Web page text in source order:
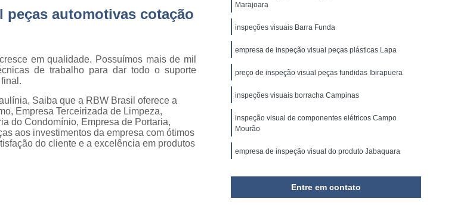
Empresa de Administradora de Condomínio
Empresa de Administração de Condomínio
Empresa de Administração de Condomínios
Empresa de Gestão de Condomínio
Empresa de Gestão de Condomínios
Empresa Especializada em Administração de Condomínio
Empresa Especializada em Administração de Condomínios
Empresa Conservação e Limpeza
Empresa de Conservação e Limpeza Predial
Empresa de Limpeza e Conservação Predial
peças automotivas cotação
em qualidade. Possuímos mais de mil
de trabalho para dar todo o suporte
Saiba que a RBW Brasil oferece a
Empresa Terceirizada de Limpeza,
do Condomínio, Empresa de Portaria,
aos investimentos da empresa com ótimos
do cliente e a excelência em produtos
Marajoara
inspeções visuais Barra Funda
empresa de inspeção visual peças plásticas Lapa
preço de inspeção visual peças fundidas Ibirapuera
inspeções visuais borracha Campinas
inspeção visual de componentes elétricos Campo
Mourão
empresa de inspeção visual do produto Jabaquara
Entre em contato